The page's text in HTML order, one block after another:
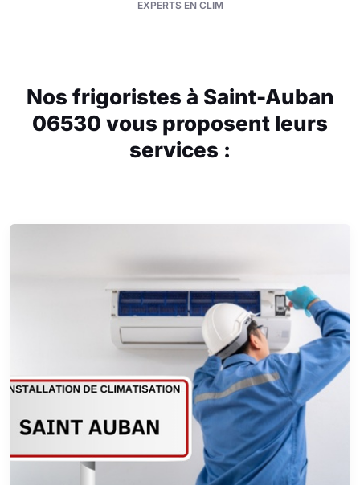
EXPERTS EN CLIM
Nos frigoristes à Saint-Auban
06530 vous proposent leurs
services :